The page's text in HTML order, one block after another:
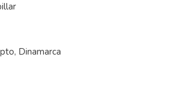
Dinamarca